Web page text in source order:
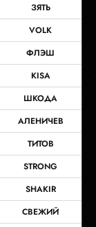
ЗЯТЬ
VOLK
ФЛЭШ
KISA
ШКОДА
АЛЕНИЧЕВ
ТИТОВ
STRONG
SHAKIR
СВЕЖИЙ